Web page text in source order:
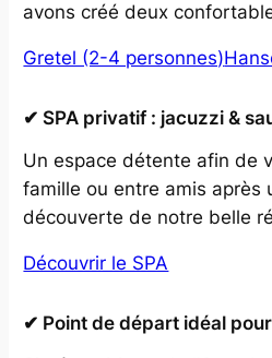
avons créé deux
Gretel (2-4 personnes)
✔ SPA privatif : jacuzzi &
Un espace détente afin de
famille ou entre amis après
découverte de notre belle
Découvrir le SPA
✔ Point de départ idéal